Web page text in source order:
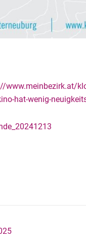
www.meinbezirk.at/
hat-wenig-